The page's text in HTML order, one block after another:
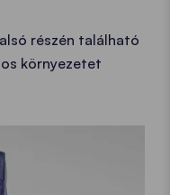
részén található
környezetet